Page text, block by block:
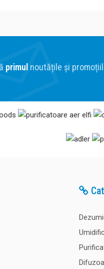
primul noutățile și